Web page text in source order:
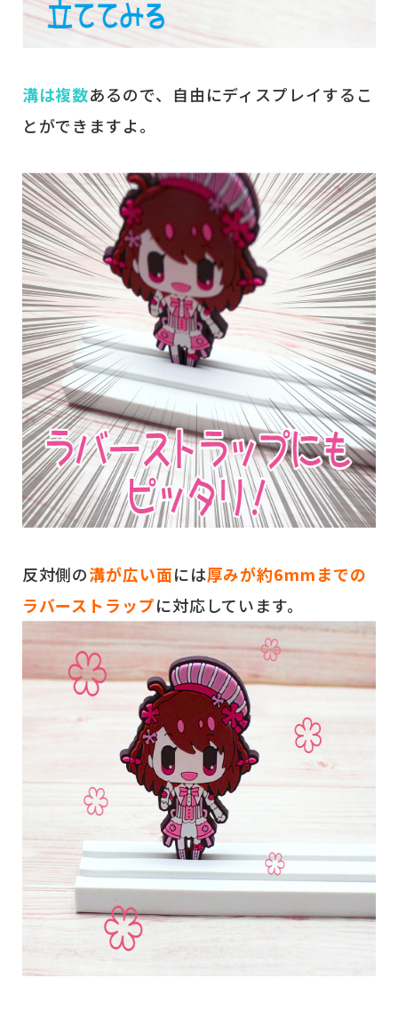
溝は複数あるので、自由にディスプレイするこ
とができますよ。
反対側の溝が広い面には厚みが約6mmまでの
ラバーストラップに対応しています。